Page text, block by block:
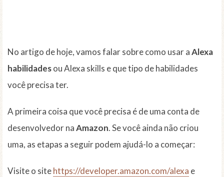
No artigo de hoje, vamos falar sobre como usar aAlexa
habilidadesou Alexa skills e que tipo de habilidades
você precisa ter.
A primeira coisa que você precisa é de uma conta de
desenvolvedor naAmazon. Se você ainda não criou
uma, as etapas a seguir podem ajudá-lo a começar:
Visite o sitehttps://developer.amazon.com/alexa e